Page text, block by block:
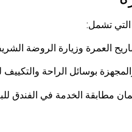
تشمل:
العمرة وزيارة الروضة
بوسائل الراحة
مطابقة الخدمة في الفندق